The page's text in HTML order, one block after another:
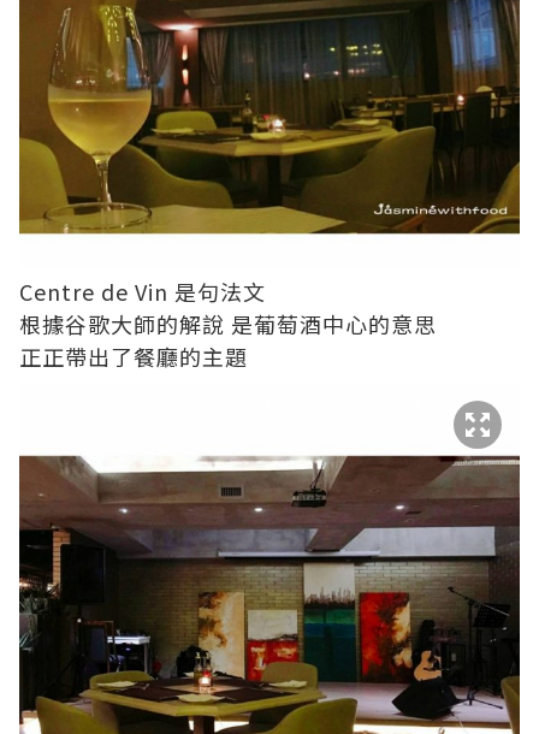
Centre de Vin 是句法文
根據谷歌大師的解說 是葡萄酒中心的意思
正正帶出了餐廳的主題